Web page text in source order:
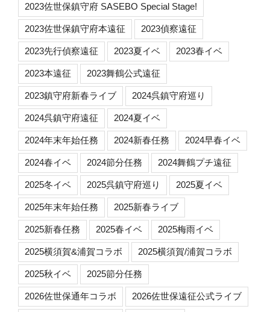
2023佐世保鎮守府 SASEBO Special Stage!
2023佐世保鎮守府本遠征 2023偵察遠征
2023先行偵察遠征 2023夏イベ 2023春イベ
2023本遠征 2023舞鶴公式遠征
2023鎮守府新春ライブ 2024呉鎮守府巡り
2024呉鎮守府遠征 2024夏イベ
2024年末年始任務 2024新春任務 2024早春イベ
2024春イベ 2024節分任務 2024舞鶴プチ遠征
2025冬イベ 2025呉鎮守府巡り 2025夏イベ
2025年末年始任務 2025新春ライブ
2025新春任務 2025春イベ 2025梅雨イベ
2025横須賀&浦賀コラボ 2025横須賀/浦賀コラボ
2025秋イベ 2025節分任務
2026佐世保通年コラボ 2026佐世保遠征公式ライブ